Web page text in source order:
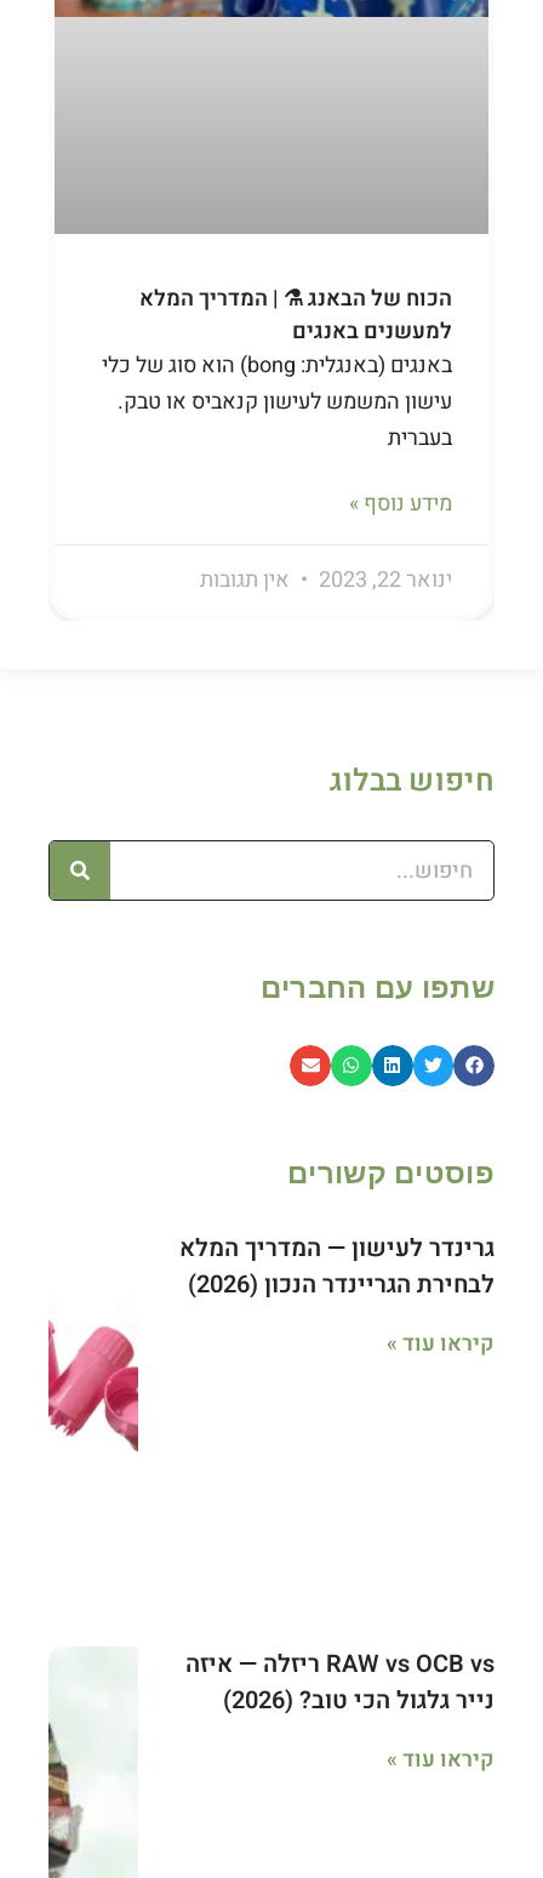
הכוח של הבאנג ⚗️ | המדריך המלא
למעשנים באנגים
באנגים (באנגלית: bong) הוא סוג של כלי
עישון המשמש לעישון קנאביס או טבק.
בעברית
מידע נוסף »
ינואר 22, 2023 אין תגובות
חיפוש בבלוג
שתפו עם החברים
פוסטים קשורים
גרינדר לעישון — המדריך המלא
לבחירת הגריינדר הנכון (2026)
קיראו עוד »
RAW vs OCB vs ריזלה — איזה
נייר גלגול הכי טוב? (2026)
קיראו עוד »